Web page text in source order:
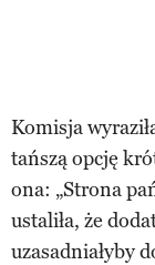
Komisja
tańszą opcję
ona: „Strona
ustaliła, że
uzasadniałyby